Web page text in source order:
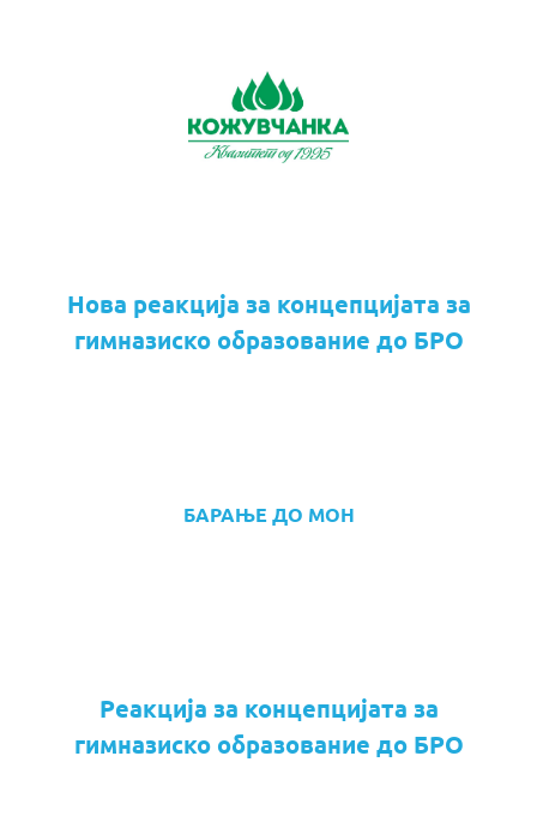
Нова реакција за концепцијата за
гимназиско образование до БРО
БАРАЊЕ ДО МОН
Реакција за концепцијата за
гимназиско образование до БРО